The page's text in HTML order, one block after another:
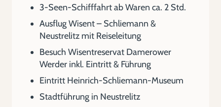
3-Seen-Schifffahrt ab Waren ca. 2 Std.
Ausflug Wisent – Schliemann &
Neustrelitz mit Reiseleitung
Besuch Wisentreservat Damerower
Werder inkl. Eintritt & Führung
Eintritt Heinrich-Schliemann-Museum
Stadtführung in Neustrelitz